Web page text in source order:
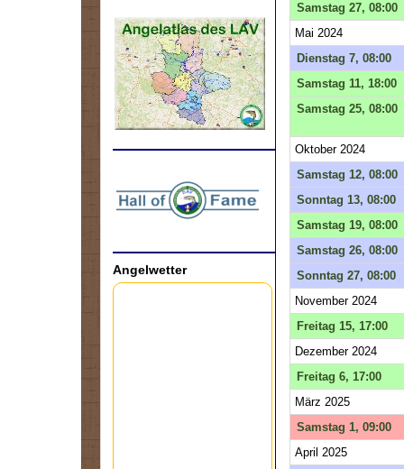
Angelwetter
Samstag 27, 08:00
Mai 2024
Dienstag 7, 08:00
Samstag 11, 18:00
Samstag 25, 08:00
Oktober 2024
Samstag 12, 08:00
Sonntag 13, 08:00
Samstag 19, 08:00
Samstag 26, 08:00
Sonntag 27, 08:00
November 2024
Freitag 15, 17:00
Dezember 2024
Freitag 6, 17:00
März 2025
Samstag 1, 09:00
April 2025